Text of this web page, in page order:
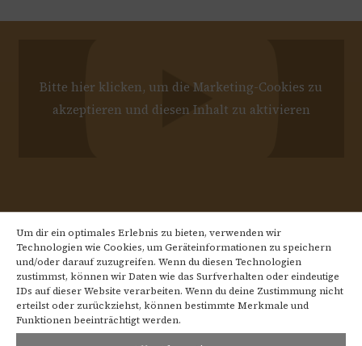
Um dir ein optimales Erlebnis zu bieten, verwenden wir
Technologien wie Cookies, um Geräteinformationen zu speichern
und/oder darauf zuzugreifen. Wenn du diesen Technologien
zustimmst, können wir Daten wie das Surfverhalten oder eindeutige
IDs auf dieser Website verarbeiten. Wenn du deine Zustimmung nicht
erteilst oder zurückziehst, können bestimmte Merkmale und
Funktionen beeinträchtigt werden.
Bitte hier klicken, um die Marketing-Cookies zu
akzeptieren und diesen Inhalt zu aktivieren
Der Vatikan Kurier schreibt: